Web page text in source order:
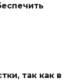
так как в